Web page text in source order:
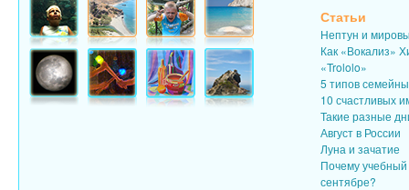
Статьи
Нептун и
Как «Вокализ»
«Trololo»
5 типов
10 счастливых
Такие разные
Август в России
Луна и зачатие
Почему учебный
сентябре?